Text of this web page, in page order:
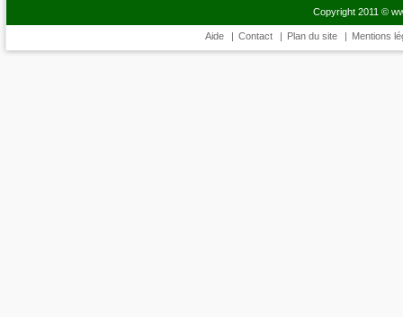
Copyright 2011 ©
Aide | Contact | Plan du site | Mentions